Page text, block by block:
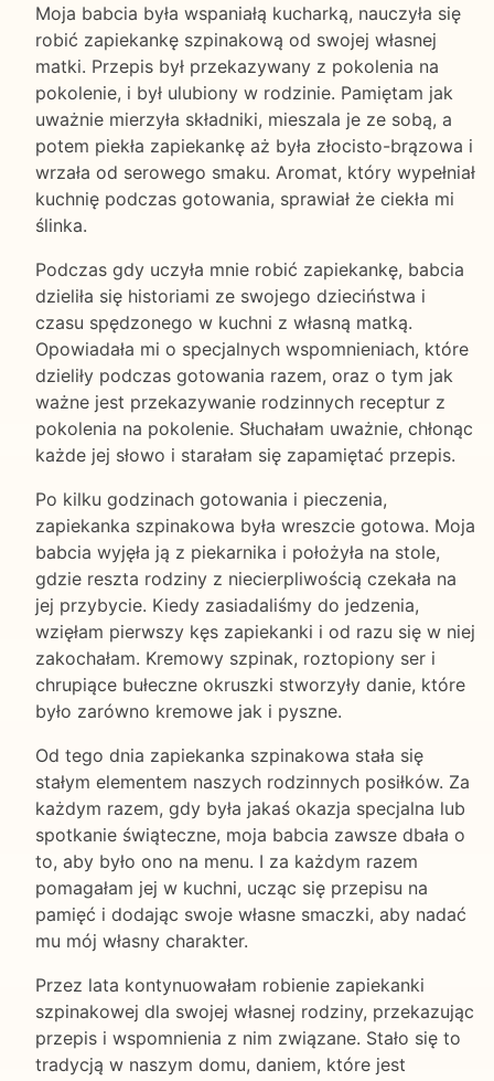
Moja babcia była wspaniałą kucharką, nauczyła się
robić zapiekankę szpinakową od swojej własnej
matki. Przepis był przekazywany z pokolenia na
pokolenie, i był ulubiony w rodzinie. Pamiętam jak
uważnie mierzyła składniki, mieszala je ze sobą, a
potem piekła zapiekankę aż była złocisto-brązowa i
wrzała od serowego smaku. Aromat, który wypełniał
kuchnię podczas gotowania, sprawiał że ciekła mi
ślinka.
Podczas gdy uczyła mnie robić zapiekankę, babcia
dzieliła się historiami ze swojego dzieciństwa i
czasu spędzonego w kuchni z własną matką.
Opowiadała mi o specjalnych wspomnieniach, które
dzieliły podczas gotowania razem, oraz o tym jak
ważne jest przekazywanie rodzinnych receptur z
pokolenia na pokolenie. Słuchałam uważnie, chłonąc
każde jej słowo i starałam się zapamiętać przepis.
Po kilku godzinach gotowania i pieczenia,
zapiekanka szpinakowa była wreszcie gotowa. Moja
babcia wyjęła ją z piekarnika i położyła na stole,
gdzie reszta rodziny z niecierpliwością czekała na
jej przybycie. Kiedy zasiadaliśmy do jedzenia,
wzięłam pierwszy kęs zapiekanki i od razu się w niej
zakochałam. Kremowy szpinak, roztopiony ser i
chrupiące bułeczne okruszki stworzyły danie, które
było zarówno kremowe jak i pyszne.
Od tego dnia zapiekanka szpinakowa stała się
stałym elementem naszych rodzinnych posiłków. Za
każdym razem, gdy była jakaś okazja specjalna lub
spotkanie świąteczne, moja babcia zawsze dbała o
to, aby było ono na menu. I za każdym razem
pomagałam jej w kuchni, ucząc się przepisu na
pamięć i dodając swoje własne smaczki, aby nadać
mu mój własny charakter.
Przez lata kontynuowałam robienie zapiekanki
szpinakowej dla swojej własnej rodziny, przekazując
przepis i wspomnienia z nim związane. Stało się to
tradycją w naszym domu, daniem, które jest